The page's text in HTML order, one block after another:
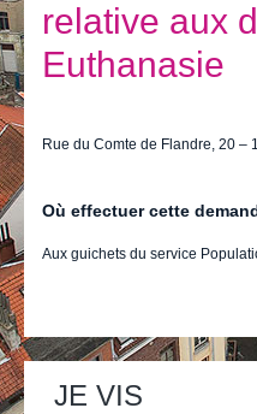
E-guichet / Prendre
Actualités
relative aux
Euthanasie
Rue du Comte de Flandre, 20
Où effectuer cette
Aux guichets du service
JE VIS